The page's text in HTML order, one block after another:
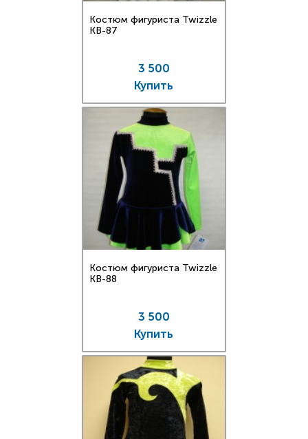
Костюм фигуриста Twizzle
KB-87
3 500
Купить
Костюм фигуриста Twizzle
KB-88
3 500
Купить